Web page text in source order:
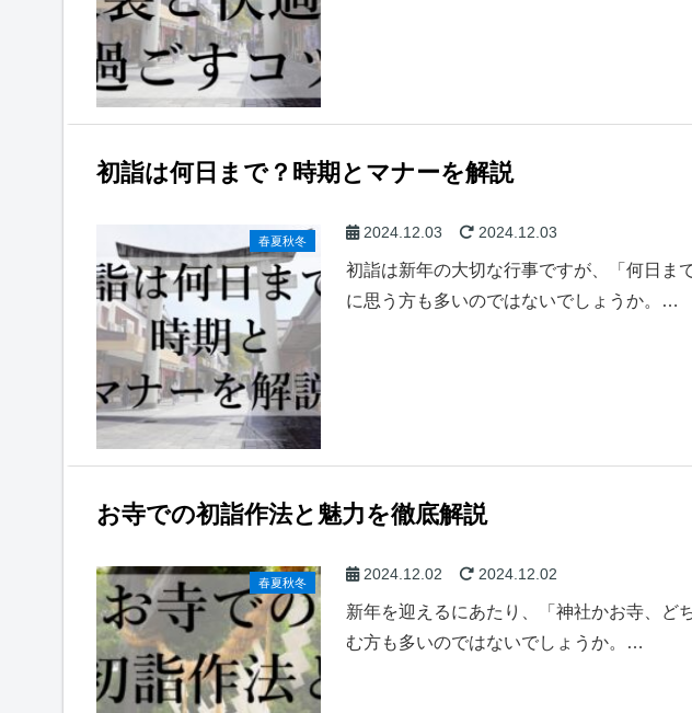
初詣は何日まで？時期とマナーを解説
春夏秋冬 2024.12.03 2024.12.03
初詣は新年の大切な行事ですが、「何日ま
に思う方も多いのではないでしょうか。…
お寺での初詣作法と魅力を徹底解説
春夏秋冬 2024.12.02 2024.12.02
新年を迎えるにあたり、「神社かお寺、ど
む方も多いのではないでしょうか。…